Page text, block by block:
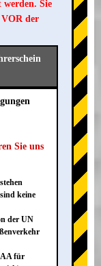
Sie
der
Sie uns
keine
der UN
für